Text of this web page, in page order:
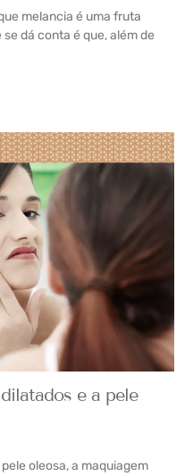
melancia é uma fruta
dá conta é que, além de
e a pele
oleosa, a maquiagem